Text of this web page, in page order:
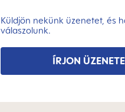
Küldjön nekünk üzenetet, és
válaszolunk.
ÍRJON